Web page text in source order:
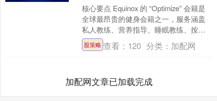
核心要点 Equinox 的 “Optimize” 会籍是
全球最昂贵的健身会籍之一，服务涵盖
私人教练、营养指导、睡眠教练、按摩
理疗以及 “健康管家” 等全套项目....
股策略 查看： 120 分类： 加配网
加配网文章已加载完成